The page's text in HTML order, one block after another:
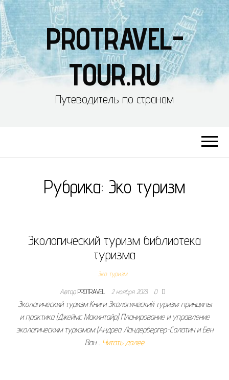
PROTRAVEL-
TOUR.RU
Путеводитель по странам
Рубрика: Эко туризм
Экологический туризм библиотека
туризма
Эко туризм
АвторPROTRAVEL 2 ноября 2023 0
Экологический туризм Книги Экологический туризм: принципы
и практика (Джеймс Макинтайр) Планирование и управление
экологическим туризмом (Андреа Ландербергер-Салатин и Бен
Ван… Читать далее